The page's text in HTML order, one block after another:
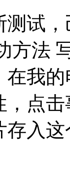
测试
方法
我
，点
存入